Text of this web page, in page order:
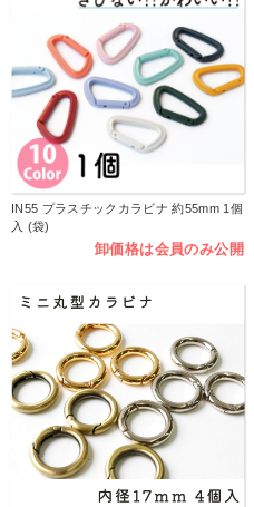
IN55 プラスチックカラビナ 約55mm 1個
入 (袋)
卸価格は会員のみ公開